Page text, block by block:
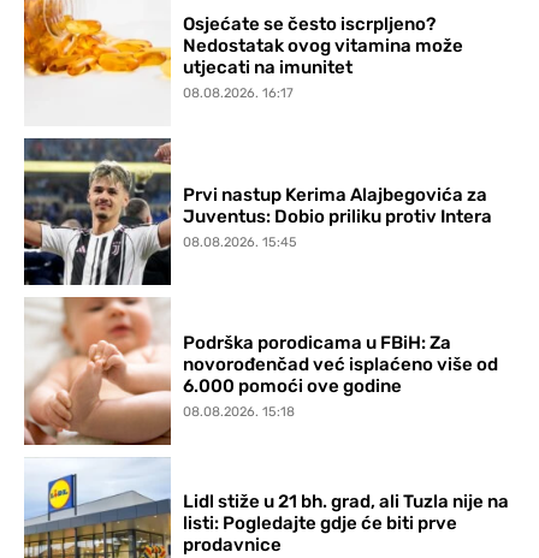
Osjećate se često iscrpljeno?
Nedostatak ovog vitamina može
utjecati na imunitet
08.08.2026. 16:17
Prvi nastup Kerima Alajbegovića za
Juventus: Dobio priliku protiv Intera
08.08.2026. 15:45
Podrška porodicama u FBiH: Za
novorođenčad već isplaćeno više od
6.000 pomoći ove godine
08.08.2026. 15:18
Lidl stiže u 21 bh. grad, ali Tuzla nije na
listi: Pogledajte gdje će biti prve
prodavnice